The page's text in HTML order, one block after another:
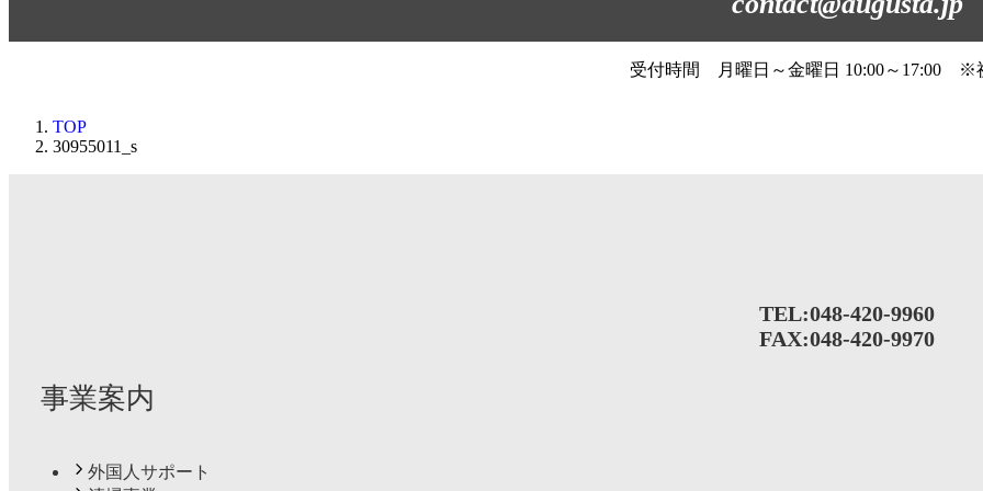
受付時間 月曜日～金曜日 10:00～17:00 ※
TOP
30955011_s
TEL:048-420-9960
FAX:048-420-9970
事業案内
外国人サポート